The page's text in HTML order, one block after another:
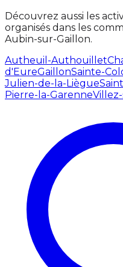
Découvrez aussi les
organisés dans les
Aubin-sur-Gaillon.
Autheuil-Authouillet
d'EureGaillonSainte-
Julien-de-la-Liègue
Pierre-la-Garenne